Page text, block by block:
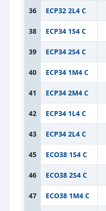
36 ECP32 2L4 C
38 ECP34 1S4 C
39 ECP34 2S4 C
40 ECP34 1M4 C
41 ECP34 2M4 C
42 ECP34 1L4 C
43 ECP34 2L4 C
45 ECO38 1S4 C
46 ECO38 2S4 C
47 ECO38 1M4 C